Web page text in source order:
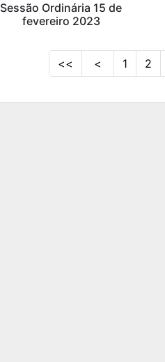
Sessão Ordinária 15 de
fevereiro 2023
<< < 1 2